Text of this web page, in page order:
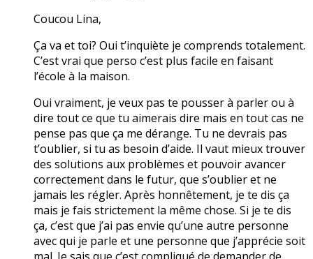
Coucou Lina,
Ça va et toi? Oui t’inquiète je comprends totalement.
C’est vrai que perso c’est plus facile en faisant
l’école à la maison.
Oui vraiment, je veux pas te pousser à parler ou à
dire tout ce que tu aimerais dire mais en tout cas ne
pense pas que ça me dérange. Tu ne devrais pas
t’oublier, si tu as besoin d’aide. Il vaut mieux trouver
des solutions aux problèmes et pouvoir avancer
correctement dans le futur, que s’oublier et ne
jamais les régler. Après honnêtement, je te dis ça
mais je fais strictement la même chose. Si je te dis
ça, c’est que j’ai pas envie qu’une autre personne
avec qui je parle et une personne que j’apprécie soit